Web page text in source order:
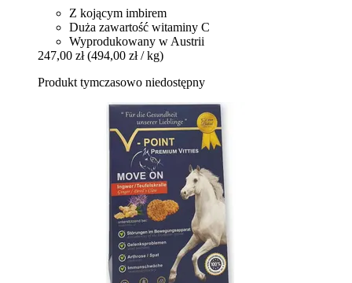
Z kojącym imbirem
Duża zawartość witaminy C
Wyprodukowany w Austrii
247,00 zł (494,00 zł / kg)
Produkt tymczasowo niedostępny